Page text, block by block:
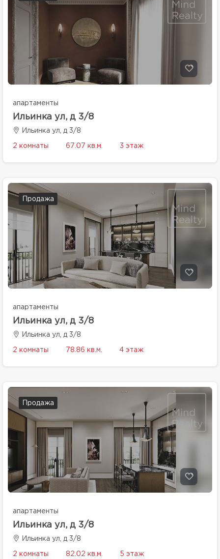
апартаменты
Ильинка ул, д 3/8
Ильинка ул, д 3/8
2 комнаты 67.07 кв.м. 3 этаж
Продажа
апартаменты
Ильинка ул, д 3/8
Ильинка ул, д 3/8
2 комнаты 78.86 кв.м. 4 этаж
Продажа
апартаменты
Ильинка ул, д 3/8
Ильинка ул, д 3/8
2 комнаты 82.02 кв.м. 5 этаж